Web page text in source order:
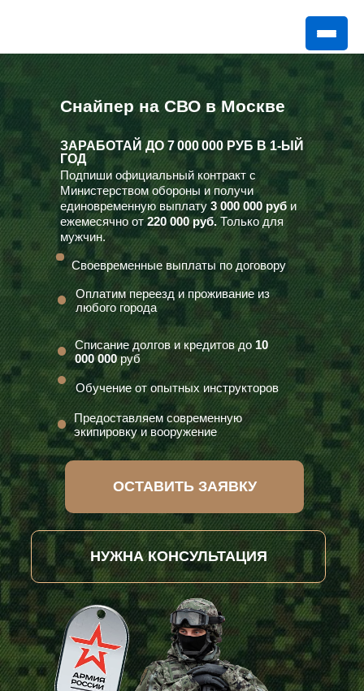
Снайпер на СВО в Москве
ЗАРАБОТАЙ ДО 7 000 000 РУБ В 1-ЫЙ
ГОД
Подпиши официальный контракт с
Министерством обороны и получи
единовременную выплату3 000 000 руби
ежемесячно от220 000 руб.Только для
мужчин.
ОСТАВИТЬ ЗАЯВКУ
НУЖНА КОНСУЛЬТАЦИЯ
Оплатим переезд и проживание из
любого города
Предоставляем современную
экипировку и вооружение
Списание долгов и кредитов до10
000 000руб
Обучение от опытных инструкторов
Своевременные выплаты по договору